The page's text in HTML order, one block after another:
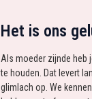
Het is ons
Als moeder zijnde heb
te houden. Dat levert
glimlach op. We